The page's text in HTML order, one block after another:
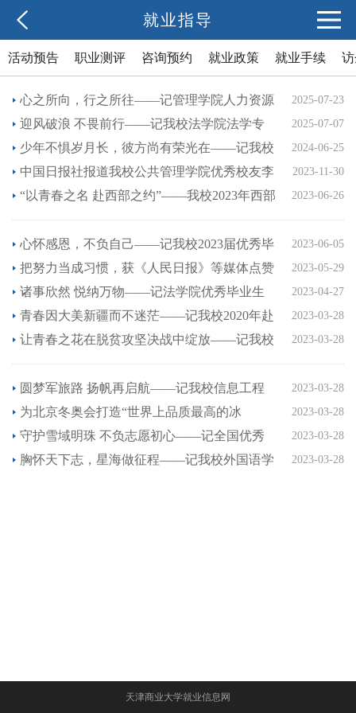
就业指导
活动预告 职业测评 咨询预约 就业政策 就业手续
就业典型
心之所向，行之所往——记管理学院人力资源
管理专业2001班张钰敏
2025-07-23
迎风破浪 不畏前行——记我校法学院法学专
业2001班张皓凯
2025-07-07
少年不惧岁月长，彼方尚有荣光在——记我校
生物技术与食品科学学院食品科学与工程卓越
人才实验2001班朱琳
2024-06-25
中国日报社报道我校公共管理学院优秀校友李
廷辉援藏事迹
2023-11-30
“以青春之名 赴西部之约”——我校2023年西部
计划志愿者代表风采展示
2023-06-26
心怀感恩，不负自己——记我校2023届优秀毕
业生徐田雅慧
2023-06-05
把努力当成习惯，获《人民日报》等媒体点赞
——记我校2008级马克思主义基本原理专业校
友韩雷
2023-05-29
诸事欣然 悦纳万物——记法学院优秀毕业生
万欣悦
2023-04-27
青春因大美新疆而不迷茫——记我校2020年赴
新疆西部计划志愿者
2023-03-28
让青春之花在脱贫攻坚决战中绽放——记我校
2020年赴西藏、甘肃、云南西部计划志愿者
2023-03-28
圆梦军旅路 扬帆再启航——记我校信息工程
学院电子商务1703班学生李美盛
2023-03-28
为北京冬奥会打造“世界上品质最高的冰
场”——记我校1989级制冷工程系校友马进
2023-03-28
守护雪域明珠 不负志愿初心——记全国优秀
共青团员、我校2019届校友李廷辉
2023-03-28
胸怀天下志，星海做征程——记我校外国语学
2023-03-28
天津商业大学就业信息网